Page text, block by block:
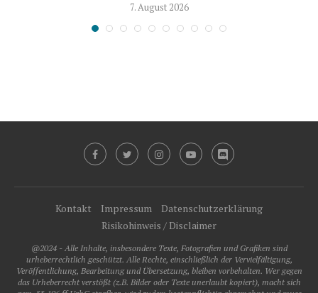
7. August 2026
Kontakt Impressum
Datenschutzerklärung
Risikohinweis / Disclaimer
@2024 - Alle Inhalte, insbesondere Texte, Fotografien und Grafiken sind
urheberrechtlich geschützt. Alle Rechte, einschließlich der Vervielfältigung,
Veröffentlichung, Bearbeitung und Übersetzung, bleiben vorbehalten. Wer gegen
das Urheberrecht verstößt (z.B. Bilder oder Texte unerlaubt kopiert), macht sich